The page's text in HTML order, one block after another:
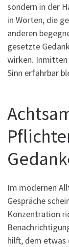
sondern in der
in Worten, die
anderen
gesetzte
wirken.
Sinn erfahrbar
Im modernen
Gespräche
Konzentration
hilft, dem etwas